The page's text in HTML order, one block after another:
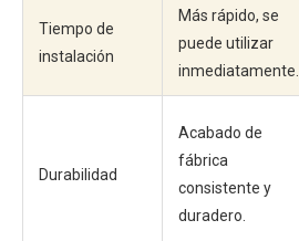
Tiempo de
instalación
Más rápido, se
puede utilizar
inmediatamente.
Durabilidad
Acabado de
fábrica
consistente y
duradero.